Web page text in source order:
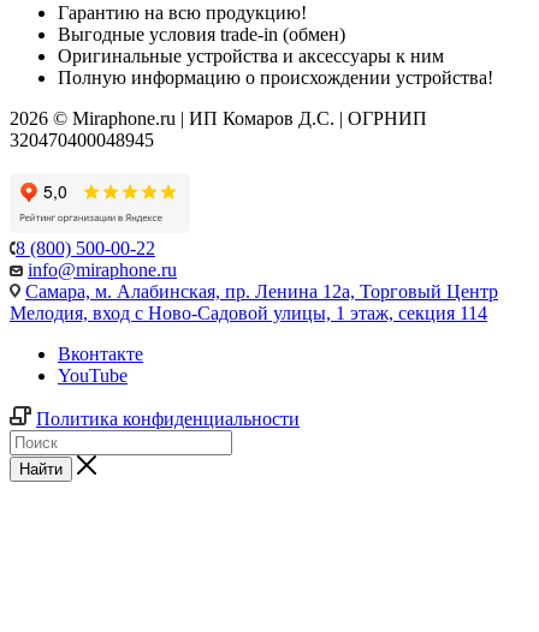
Гарантию на всю продукцию!
Выгодные условия trade-in (обмен)
Оригинальные устройства и аксессуары к ним
Полную информацию о происхождении устройства!
2026 © Miraphone.ru | ИП Комаров Д.С. | ОГРНИП
320470400048945
8 (800) 500-00-22
info@miraphone.ru
Самара, м. Алабинская, пр. Ленина 12а, Торговый Центр
Мелодия, вход с Ново-Садовой улицы, 1 этаж, секция 114
Вконтакте
YouTube
Политика конфиденциальности
Найти